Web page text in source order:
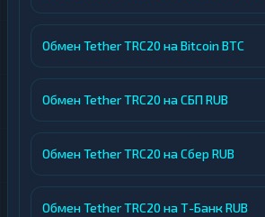
Обмен Tether TRC20 на Bitcoin BTC
Обмен Tether TRC20 на СБП RUB
Обмен Tether TRC20 на Сбер RUB
Обмен Tether TRC20 на Т-Банк RUB